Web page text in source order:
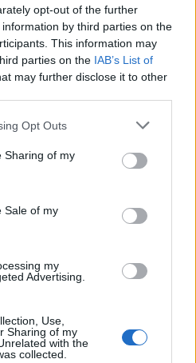
opt-out of the further
by third parties on the
This information may
parties on the IAB’s List of
may further disclose it to other
Opt Outs
Sharing of my
Sale of my
my
Advertising.
Use,
Sharing of my
with the
collected.
των επιθέσεων κατά
στην Κρήτη: Νέα
- Ανάμεσά τους γυναίκες
Πάρκο Κνωσού την